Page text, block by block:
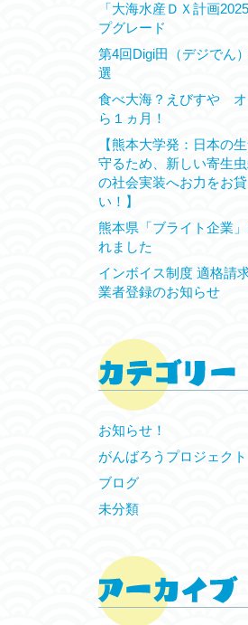
「大海水産ＤＸ計画
プグレード
第4回Digi田（デジでん
選
食べ大海？えびすや オ
ら１ヵ月！
【熊本大学発：日本の
守るため、新しい寄生
の社会実装へお力をお
い！】
熊本県「ブライト企業
れました
インボイス制度 適格請
業者登録のお知らせ
お知らせ！
がんばろうプロジェクト
ブログ
未分類